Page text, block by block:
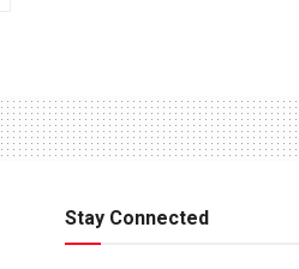
Stay Connected